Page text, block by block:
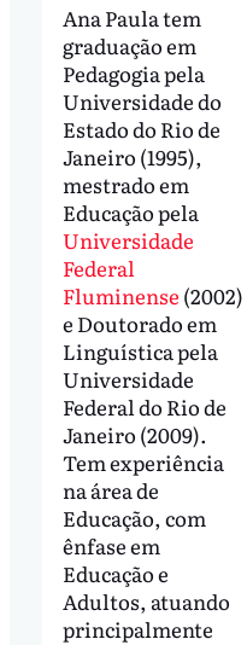
Ana Paula tem
graduação em
Pedagogia pela
Universidade do
Estado do Rio de
Janeiro (1995),
mestrado em
Educação pela
Universidade
Federal
Fluminense (2002)
e Doutorado em
Linguística pela
Universidade
Federal do Rio de
Janeiro (2009).
Tem experiência
na área de
Educação, com
ênfase em
Educação e
Adultos, atuando
principalmente